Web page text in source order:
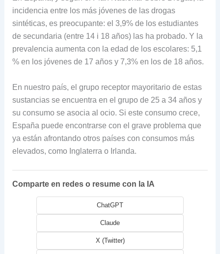
incidencia entre los más jóvenes de las drogas
sintéticas, es preocupante: el 3,9% de los estudiantes
de secundaria (entre 14 i 18 años) las ha probado. Y la
prevalencia aumenta con la edad de los escolares: 5,1
% en los jóvenes de 17 años y 7,3% en los de 18 años.
En nuestro país, el grupo receptor mayoritario de estas
sustancias se encuentra en el grupo de 25 a 34 años y
su consumo se asocia al ocio. Si este consumo crece,
España puede encontrarse con el grave problema que
ya están afrontando otros países con consumos más
elevados, como Inglaterra o Irlanda.
Comparte en redes o resume con la IA
ChatGPT
Claude
X (Twitter)